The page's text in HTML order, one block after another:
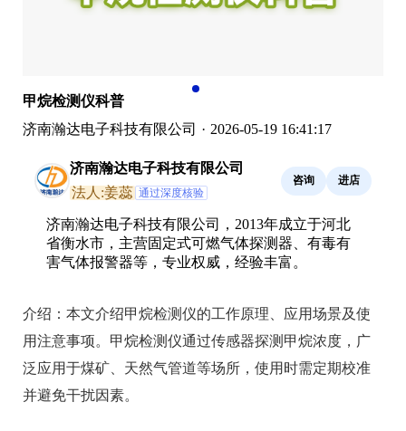
甲烷检测仪科普
济南瀚达电子科技有限公司 · 2026-05-19 16:41:17
济南瀚达电子科技有限公司
法人:姜蕊 通过深度核验
咨询 进店
济南瀚达电子科技有限公司，2013年成立于河北
省衡水市，主营固定式可燃气体探测器、有毒有
害气体报警器等，专业权威，经验丰富。
介绍： 本文介绍甲烷检测仪的工作原理、应用场景及使
用注意事项。甲烷检测仪通过传感器探测甲烷浓度，广
泛应用于煤矿、天然气管道等场所，使用时需定期校准
并避免干扰因素。